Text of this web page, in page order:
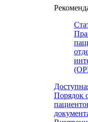
Порядок